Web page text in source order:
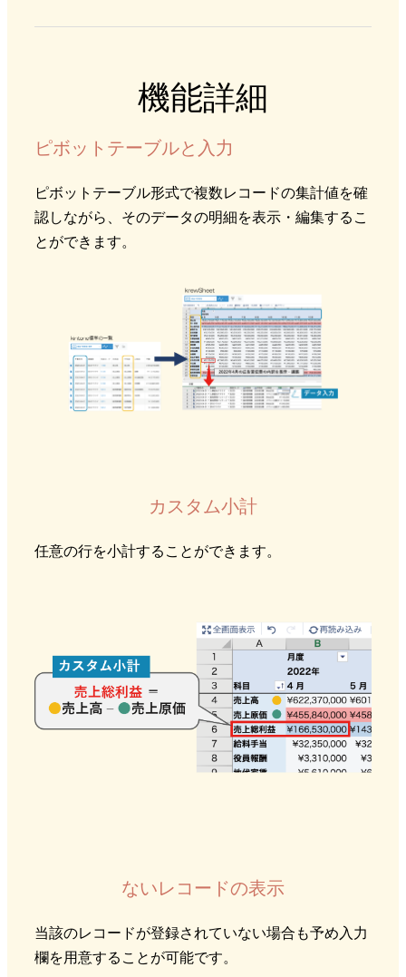
機能詳細
ピボットテーブルと入力
ピボットテーブル形式で複数レコードの集計値を確
認しながら、そのデータの明細を表示・編集するこ
とができます。
カスタム小計
任意の行を小計することができます。​
ないレコードの表示
当該のレコードが登録されていない場合も予め入力
欄を用意することが可能です。